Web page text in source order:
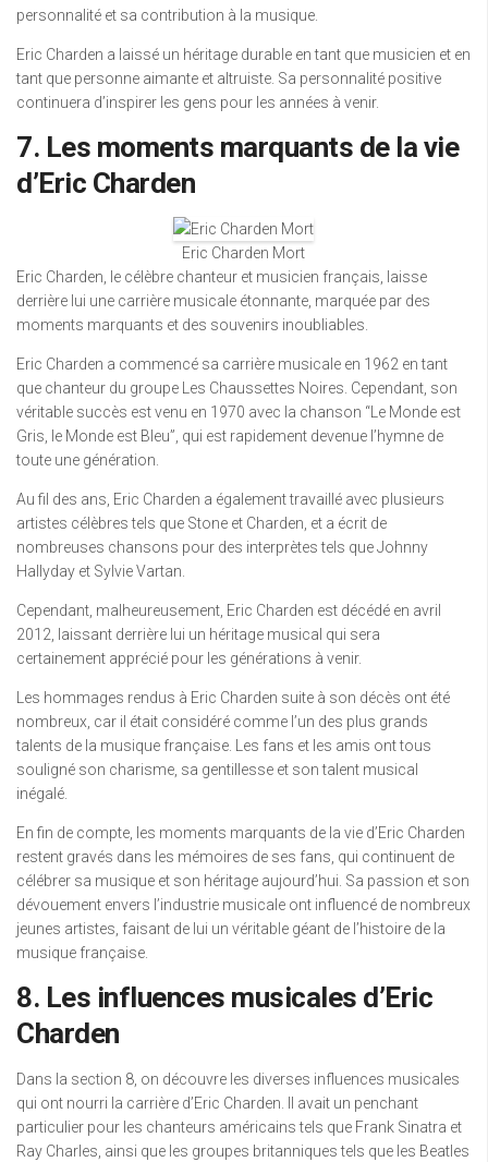
personnalité et sa contribution à la musique.
Eric Charden a laissé un héritage durable en tant que musicien et en
tant que personne aimante et altruiste. Sa personnalité positive
continuera d’inspirer les gens pour les années à venir.
7. Les moments marquants de la vie
d’Eric Charden
Eric Charden Mort
Eric Charden, le célèbre chanteur et musicien français, laisse
derrière lui une carrière musicale étonnante, marquée par des
moments marquants et des souvenirs inoubliables.
Eric Charden a commencé sa carrière musicale en 1962 en tant
que chanteur du groupe Les Chaussettes Noires. Cependant, son
véritable succès est venu en 1970 avec la chanson “Le Monde est
Gris, le Monde est Bleu”, qui est rapidement devenue l’hymne de
toute une génération.
Au fil des ans, Eric Charden a également travaillé avec plusieurs
artistes célèbres tels que Stone et Charden, et a écrit de
nombreuses chansons pour des interprètes tels que Johnny
Hallyday et Sylvie Vartan.
Cependant, malheureusement, Eric Charden est décédé en avril
2012, laissant derrière lui un héritage musical qui sera
certainement apprécié pour les générations à venir.
Les hommages rendus à Eric Charden suite à son décès ont été
nombreux, car il était considéré comme l’un des plus grands
talents de la musique française. Les fans et les amis ont tous
souligné son charisme, sa gentillesse et son talent musical
inégalé.
En fin de compte, les moments marquants de la vie d’Eric Charden
restent gravés dans les mémoires de ses fans, qui continuent de
célébrer sa musique et son héritage aujourd’hui. Sa passion et son
dévouement envers l’industrie musicale ont influencé de nombreux
jeunes artistes, faisant de lui un véritable géant de l’histoire de la
musique française.
8. Les influences musicales d’Eric
Charden
Dans la section 8, on découvre les diverses influences musicales
qui ont nourri la carrière d’Eric Charden. Il avait un penchant
particulier pour les chanteurs américains tels que Frank Sinatra et
Ray Charles, ainsi que les groupes britanniques tels que les Beatles